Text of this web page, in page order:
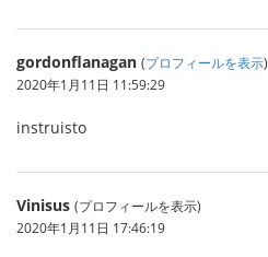
gordonflanagan (プロフィールを表示)
2020年1月11日 11:59:29
instruisto
Vinisus (プロフィールを表示)
2020年1月11日 17:46:19